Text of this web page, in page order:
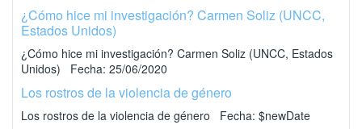
¿Cómo hice mi investigación? Carmen Soliz (UNCC,
Estados Unidos)
¿Cómo hice mi investigación? Carmen Soliz (UNCC, Estados
Unidos) Fecha: 25/06/2020
Los rostros de la violencia de género
Los rostros de la violencia de género Fecha: $newDate